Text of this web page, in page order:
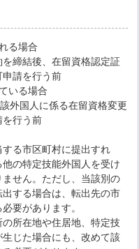
る場合
結後、在留資格認定証
請を行う前
いる場合
国人に係る在留資格変更
を行う前
る市区町村に提出すれ
の特定技能外国人を受け
せん。ただし、当該別の
する場合は、転出先の市
要があります。
所在地や住居地、特定技
じた場合にも、改めて該